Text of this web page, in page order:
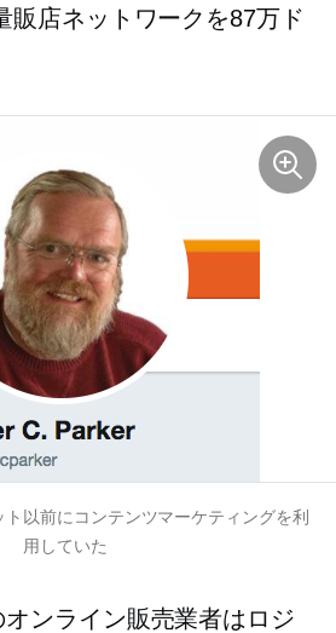
販店ネットワークを87万ド
以前にコンテンツマーケティングを利
用していた
ンライン販売業者はロジ